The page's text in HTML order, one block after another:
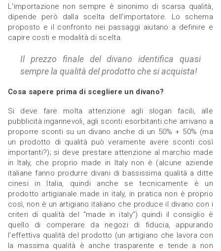
L'importazione non sempre è sinonimo di scarsa qualità,
dipende però dalla scelta dell'importatore. Lo schema
proposto e il confronto nei passaggi aiutano a definire e
capire costi e modalità di scelta.
Il prezzo finale del divano identifica quasi
sempre la qualità del prodotto che si acquista!
Cosa sapere prima di scegliere un divano?
Si deve fare molta attenzione agli slogan facili, alle
pubblicità ingannevoli, agli sconti esorbitanti che arrivano a
proporre sconti su un divano anche di un 50% + 50% (ma
un prodotto di qualità può veramente avere sconti così
importanti?); si deve prestare attenzione al marchio made
in Italy, che proprio made in Italy non è (alcune aziende
italiane fanno produrre divani di bassissima qualità a ditte
cinesi in Italia, quindi anche se tecnicamente è un
prodotto artigianale made in italy, in pratica non è proprio
così, non è un artigiano italiano che produce il divano con i
criteri di qualità del "made in italy") quindi il consiglio è
quello di comperare da negozi di fiducia, appurando
l'effettiva qualità del prodotto (un artigiano che lavora con
la massima qualità è anche trasparente e tende a non